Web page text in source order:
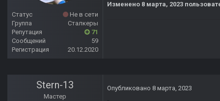
Статус
Не в сети
Группа
Сталкеры
Репутация
71
Сообщений
59
Регистрация
20.12.2020
Изменено 8 марта, 2023
Stern-13
Мастер
Опубликовано 8 марта, 2023